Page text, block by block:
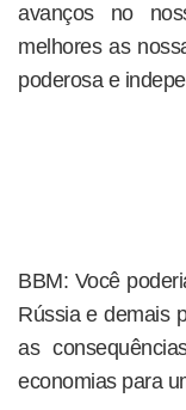
avanços no
melhores as
poderosa e
BBM: Você
Rússia e demais
as
economias para